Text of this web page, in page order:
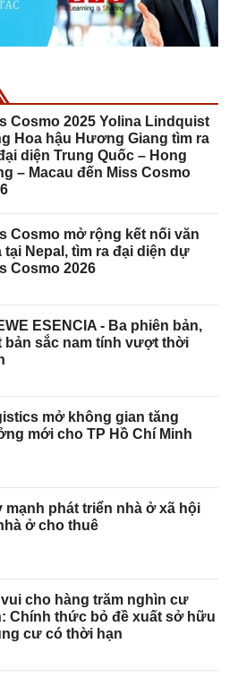
Cosmo 2025 Yolina Lindquist
Hoa hậu Hương Giang tìm ra
diện Trung Quốc – Hong
– Macau đến Miss Cosmo
Cosmo mở rộng kết nối văn
tại Nepal, tìm ra đại diện dự
Cosmo 2026
ESENCIA - Ba phiên bản,
bản sắc nam tính vượt thời
mở không gian tăng
mới cho TP Hồ Chí Minh
mạnh phát triển nhà ở xã hội
ở cho thuê
cho hàng trăm nghìn cư
Chính thức bỏ đề xuất sở hữu
cư có thời hạn